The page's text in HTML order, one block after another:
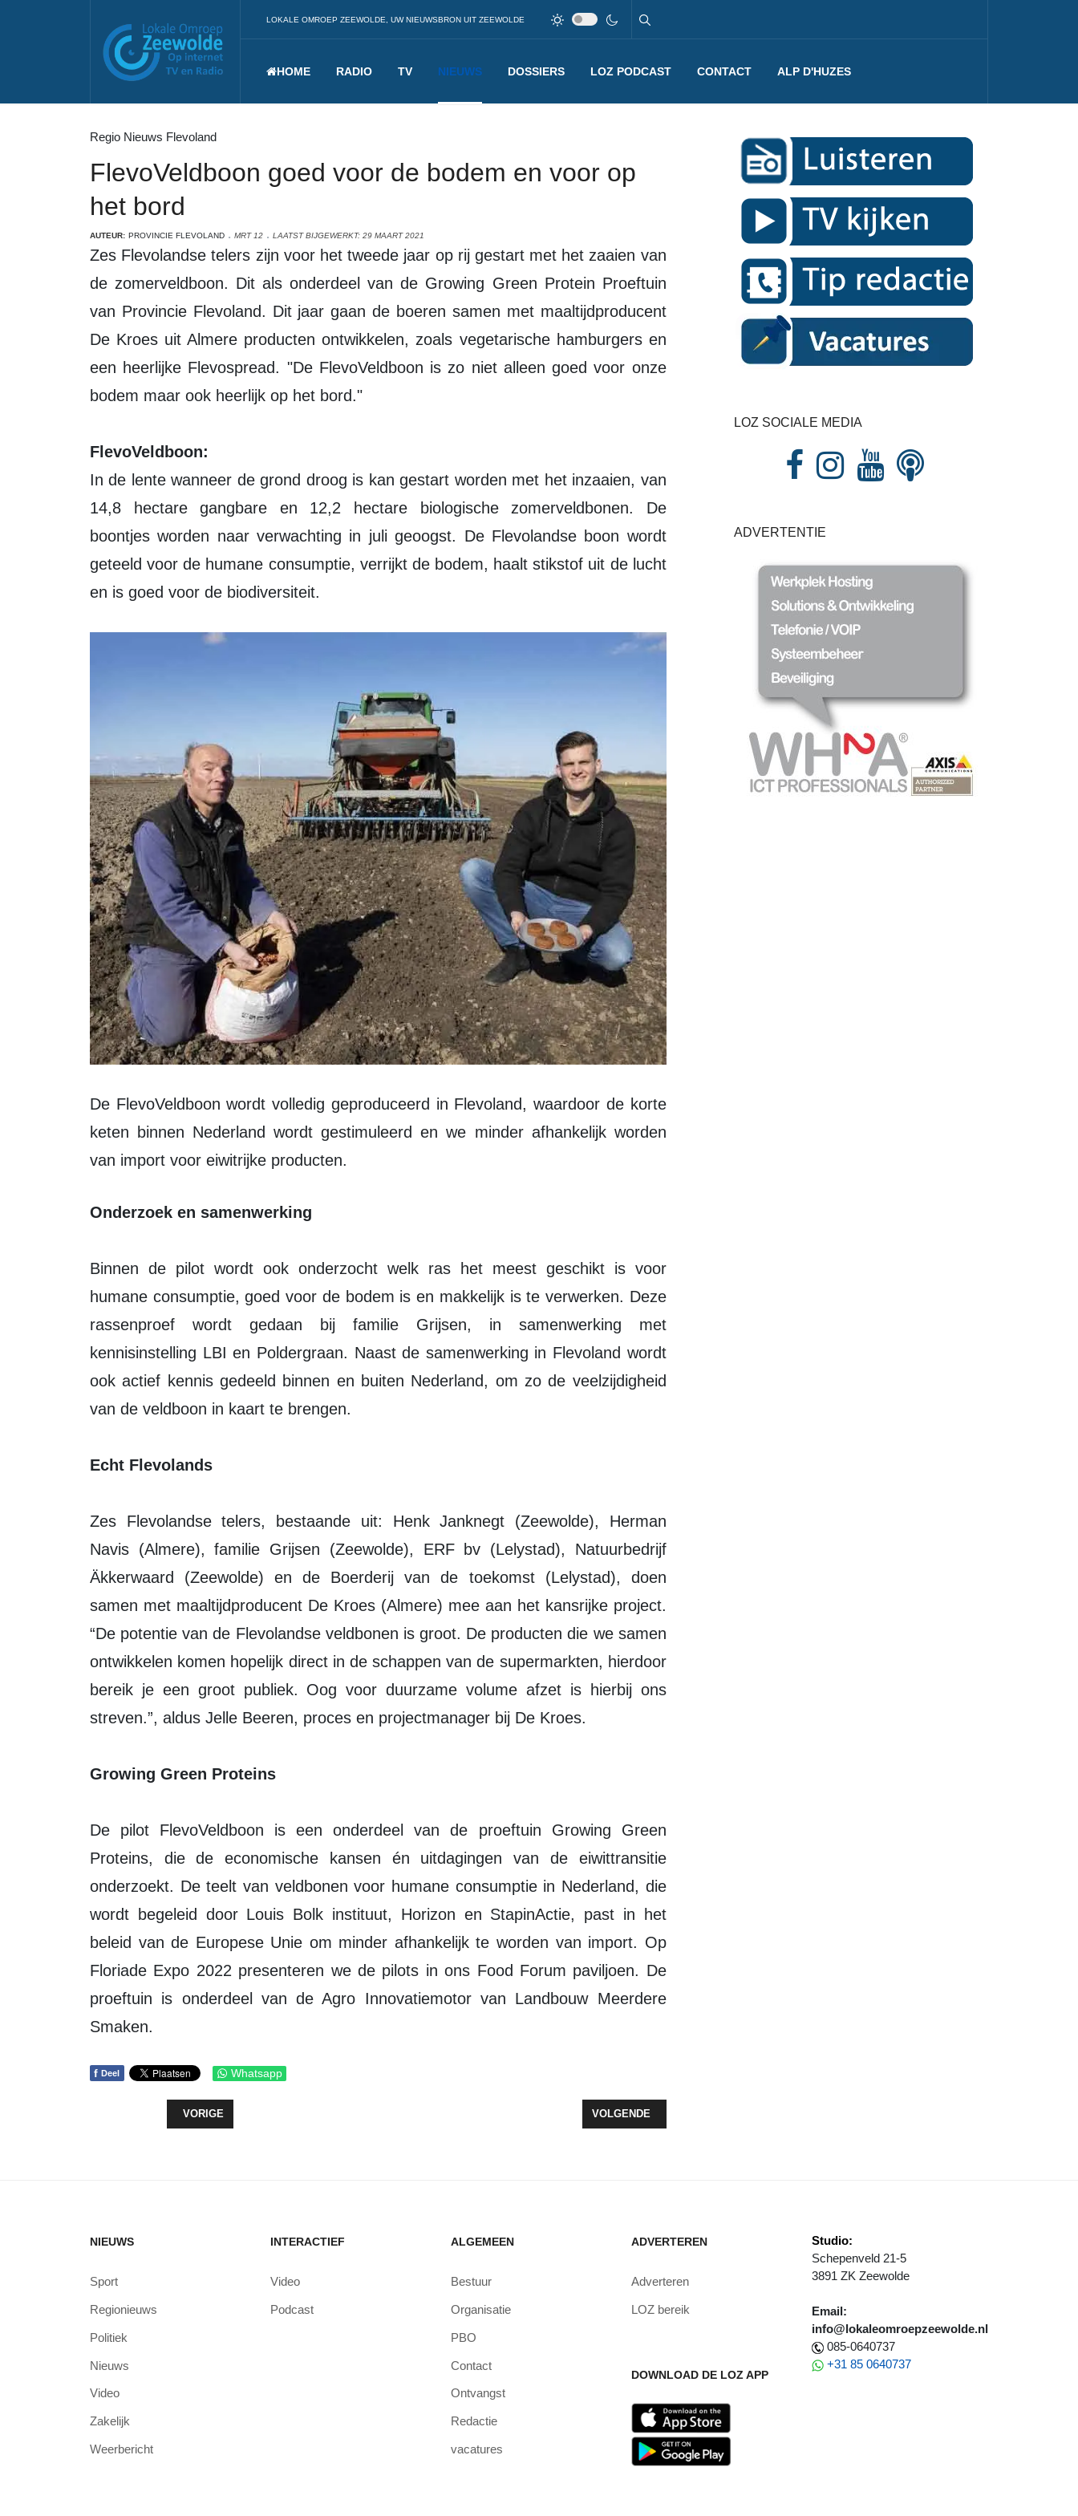
LOKALE OMROEP ZEEWOLDE, UW NIEUWSBRON UIT ZEEWOLDE
HOME RADIO TV NIEUWS DOSSIERS LOZ PODCAST CONTACT ALP D'HUZES
Regio Nieuws Flevoland
FlevoVeldboon goed voor de bodem en voor op
het bord
AUTEUR: PROVINCIE FLEVOLAND MRT 12 LAATST BIJGEWERKT: 29 MAART 2021
Zes Flevolandse telers zijn voor het tweede jaar op rij gestart met het zaaien van
de zomerveldboon. Dit als onderdeel van de Growing Green Protein Proeftuin
van Provincie Flevoland. Dit jaar gaan de boeren samen met maaltijdproducent
De Kroes uit Almere producten ontwikkelen, zoals vegetarische hamburgers en
een heerlijke Flevospread. "De FlevoVeldboon is zo niet alleen goed voor onze
bodem maar ook heerlijk op het bord."
FlevoVeldboon:
In de lente wanneer de grond droog is kan gestart worden met het inzaaien, van
14,8 hectare gangbare en 12,2 hectare biologische zomerveldbonen. De
boontjes worden naar verwachting in juli geoogst. De Flevolandse boon wordt
geteeld voor de humane consumptie, verrijkt de bodem, haalt stikstof uit de lucht
en is goed voor de biodiversiteit.
De FlevoVeldboon wordt volledig geproduceerd in Flevoland, waardoor de korte
keten binnen Nederland wordt gestimuleerd en we minder afhankelijk worden
van import voor eiwitrijke producten.
Onderzoek en samenwerking
Binnen de pilot wordt ook onderzocht welk ras het meest geschikt is voor
humane consumptie, goed voor de bodem is en makkelijk is te verwerken. Deze
rassenproef wordt gedaan bij familie Grijsen, in samenwerking met
kennisinstelling LBI en Poldergraan. Naast de samenwerking in Flevoland wordt
ook actief kennis gedeeld binnen en buiten Nederland, om zo de veelzijdigheid
van de veldboon in kaart te brengen.
Echt Flevolands
Zes Flevolandse telers, bestaande uit: Henk Janknegt (Zeewolde), Herman
Navis (Almere), familie Grijsen (Zeewolde), ERF bv (Lelystad), Natuurbedrijf
Äkkerwaard (Zeewolde) en de Boerderij van de toekomst (Lelystad), doen
samen met maaltijdproducent De Kroes (Almere) mee aan het kansrijke project.
“De potentie van de Flevolandse veldbonen is groot. De producten die we samen
ontwikkelen komen hopelijk direct in de schappen van de supermarkten, hierdoor
bereik je een groot publiek. Oog voor duurzame volume afzet is hierbij ons
streven.”, aldus Jelle Beeren, proces en projectmanager bij De Kroes.
Growing Green Proteins
De pilot FlevoVeldboon is een onderdeel van de proeftuin Growing Green
Proteins, die de economische kansen én uitdagingen van de eiwittransitie
onderzoekt. De teelt van veldbonen voor humane consumptie in Nederland, die
wordt begeleid door Louis Bolk instituut, Horizon en StapinActie, past in het
beleid van de Europese Unie om minder afhankelijk te worden van import. Op
Floriade Expo 2022 presenteren we de pilots in ons Food Forum paviljoen. De
proeftuin is onderdeel van de Agro Innovatiemotor van Landbouw Meerdere
Smaken.
f Deel Whatsapp
VORIG ARTIKEL: ST JANSDAL: PROCES RONDOM MAALTIJDEN DIGITAAL
VORIGE VOLGENDE ARTIKEL: WAT VINDT U VAN DUURZAME ENERGIE?
VOLGENDE
LOZ SOCIALE MEDIA
ADVERTENTIE
NIEUWS
Sport
Regionieuws
Politiek
Nieuws
Video
Zakelijk
Weerbericht
INTERACTIEF
Video
Podcast
ALGEMEEN
Bestuur
Organisatie
PBO
Contact
Ontvangst
Redactie
vacatures
ADVERTEREN
Adverteren
LOZ bereik
DOWNLOAD DE LOZ APP
Studio:
Schepenveld 21-5
3891 ZK Zeewolde
Email:
info@lokaleomroepzeewolde.nl
085-0640737
+31 85 0640737